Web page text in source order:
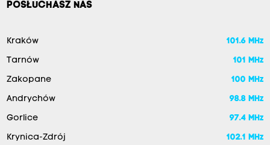
POSŁUCHASZ NAS
Kraków 101.6 MHz
Tarnów 101 MHz
Zakopane 100 MHz
Andrychów 98.8 MHz
Gorlice 97.4 MHz
Krynica-Zdrój 102.1 MHz